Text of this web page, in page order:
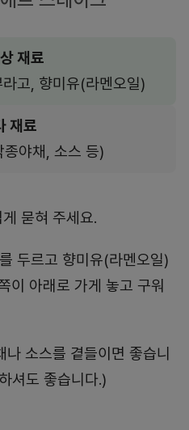
재료
고, 향미유(라멘오일)
재료
야채, 소스 등)
묻혀 주세요.
두르고 향미유(라멘오일)
이 아래로 가게 놓고 구워
소스를 곁들이면 좋습니
셔도 좋습니다.)